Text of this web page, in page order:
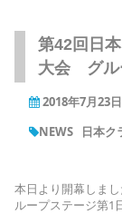
第42回日
大会 グル
2018年7月23日
NEWS
日本ク
本日より開幕しま
ループステージ第1